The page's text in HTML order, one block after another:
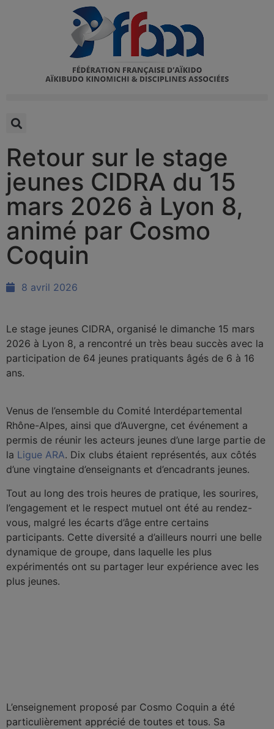
Retour sur le stage
jeunes CIDRA du 15
mars 2026 à Lyon 8,
animé par Cosmo
Coquin
8 avril 2026
Le stage jeunes CIDRA, organisé le dimanche 15 mars
2026 à Lyon 8, a rencontré un très beau succès avec la
participation de 64 jeunes pratiquants âgés de 6 à 16
ans.
Venus de l’ensemble du Comité Interdépartemental
Rhône-Alpes, ainsi que d’Auvergne, cet événement a
permis de réunir les acteurs jeunes d’une large partie de
la Ligue ARA. Dix clubs étaient représentés, aux côtés
d’une vingtaine d’enseignants et d’encadrants jeunes.
Tout au long des trois heures de pratique, les sourires,
l’engagement et le respect mutuel ont été au rendez-
vous, malgré les écarts d’âge entre certains
participants. Cette diversité a d’ailleurs nourri une belle
dynamique de groupe, dans laquelle les plus
expérimentés ont su partager leur expérience avec les
plus jeunes.
L’enseignement proposé par Cosmo Coquin a été
particulièrement apprécié de toutes et tous. Sa